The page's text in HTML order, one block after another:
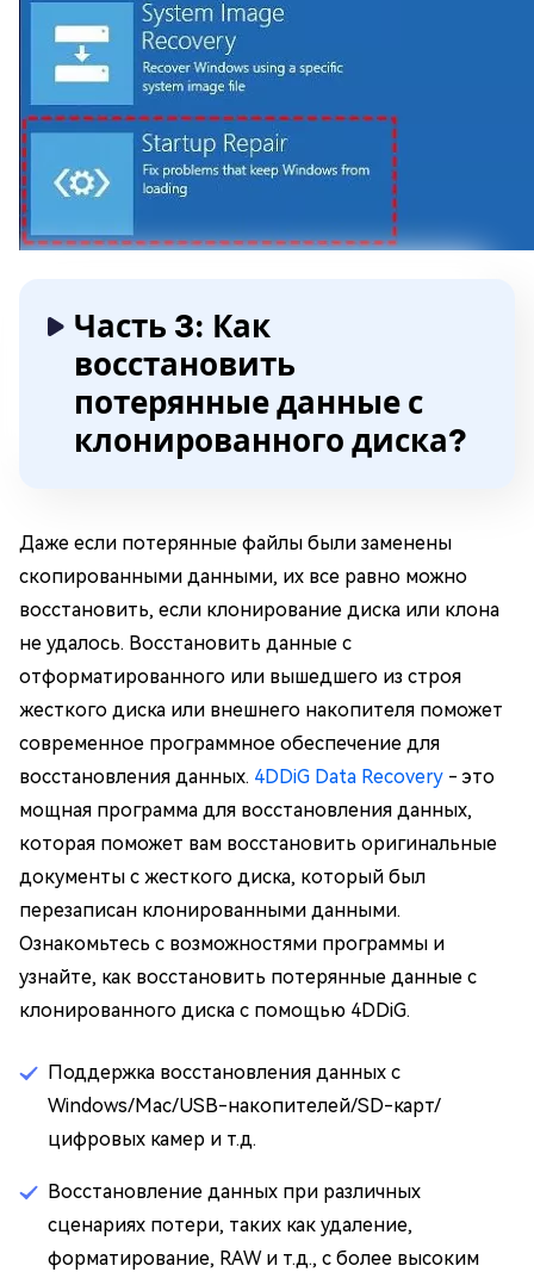
Часть 3: Как
восстановить
потерянные данные с
клонированного диска?
Даже если потерянные файлы были заменены
скопированными данными, их все равно можно
восстановить, если клонирование диска или клона
не удалось. Восстановить данные с
отформатированного или вышедшего из строя
жесткого диска или внешнего накопителя поможет
современное программное обеспечение для
восстановления данных. 4DDiG Data Recovery - это
мощная программа для восстановления данных,
которая поможет вам восстановить оригинальные
документы с жесткого диска, который был
перезаписан клонированными данными.
Ознакомьтесь с возможностями программы и
узнайте, как восстановить потерянные данные с
клонированного диска с помощью 4DDiG.
Поддержка восстановления данных с
Windows/Mac/USB-накопителей/SD-карт/
цифровых камер и т.д.
Восстановление данных при различных
сценариях потери, таких как удаление,
форматирование, RAW и т.д., с более высоким